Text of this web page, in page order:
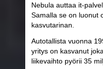
Nebula auttaa it-
Samalla se on luonut
kasvutarinan.
Autotallista vuonna
yritys on kasvanut
liikevaihto pyörii 35